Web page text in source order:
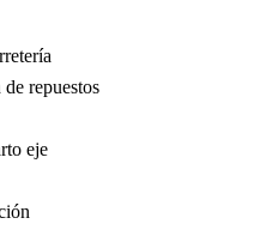
repuestos
eje